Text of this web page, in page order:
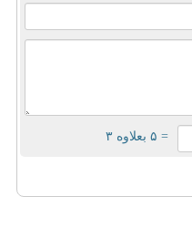
= ۵ بعلاوه ۳